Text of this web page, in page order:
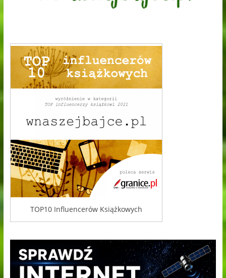
TOP10 Influencerów Książkowych